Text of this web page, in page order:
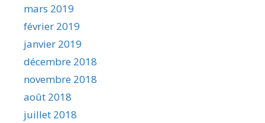
mars 2019
février 2019
janvier 2019
décembre 2018
novembre 2018
août 2018
juillet 2018